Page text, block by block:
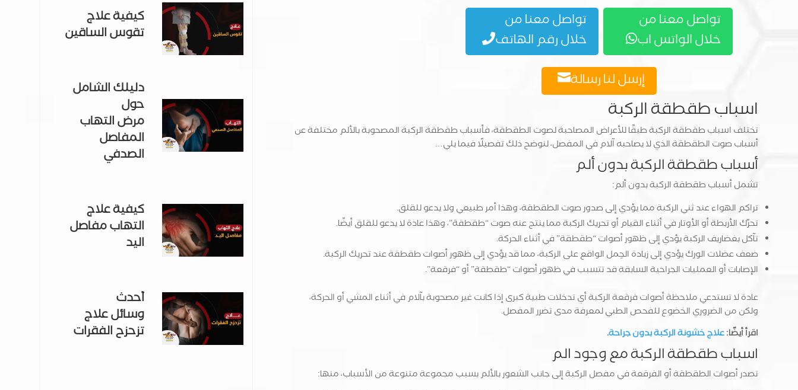
كيفية علاج
تقوس الساقين
دليلك الشامل
حول
مرض التهاب
المفاصل
الصدفي
كيفية علاج
التهاب مفاصل
اليد
أحدث
وسائل علاج
تزحزح الفقرات
تواصل معنا من
خلال الواتس اب
تواصل معنا من
خلال رقم الهاتف
إرسل لنا رسالة
اسباب طقطقة الركبة
تختلف اسباب طقطقة الركبة طبقًا للأعراض المصاحبة لصوت الطقطقة، فأسباب طقطقة الركبة المصحوبة بالألم مختلفة عن
أسباب صوت الطقطقة الذي لا يصاحبه آلام في المفصل، لنوضح ذلك تفصيلًا فيما يلي…
أسباب طقطقة الركبة بدون ألم
تشمل أسباب طقطقة الركبة بدون ألم:
تراكم الهواء عند ثني الركبة مما يؤدي إلى صدور صوت الطقطقة، وهذا أمر طبيعي ولا يدعو للقلق.
تحرّك الأربطة أو الأوتار في أثناء القيام أو تحريك الركبة مما ينتج عنه صوت “طقطقة”، وهذا عادة لا يدعو للقلق أيضًا.
تآكل بغضاريف الركبة يؤدي إلى ظهور أصوات “طقطقة” في أثناء الحركة.
ضعف عضلات الورك يؤدي إلى زيادة الحِمل الواقع على الركبة، مما قد يؤدي إلى ظهور أصوات طقطقة عند تحريك الركبة.
الإصابات أو العمليات الجراحية السابقة قد تتسبب في ظهور أصوات “طقطقة” أو “فرقعة”.
عادة لا تستدعي ملاحظة أصوات فرقعة الركبة أي تدخلات طبية كبرى إذا كانت غير مصحوبة بآلام في أثناء المشي أو الحركة،
ولكن من الضروري الخضوع للفحص الطبي لمعرفة مدى تضرر المفصل.
اقرأ أيضًا:علاج خشونة الركبة بدون جراحة.
اسباب طقطقة الركبة مع وجود الم
تصدر أصوات الطقطقة أو الفرقعة في مفصل الركبة إلى جانب الشعور بالألم بسبب مجموعة متنوعة من الأسباب، منها: